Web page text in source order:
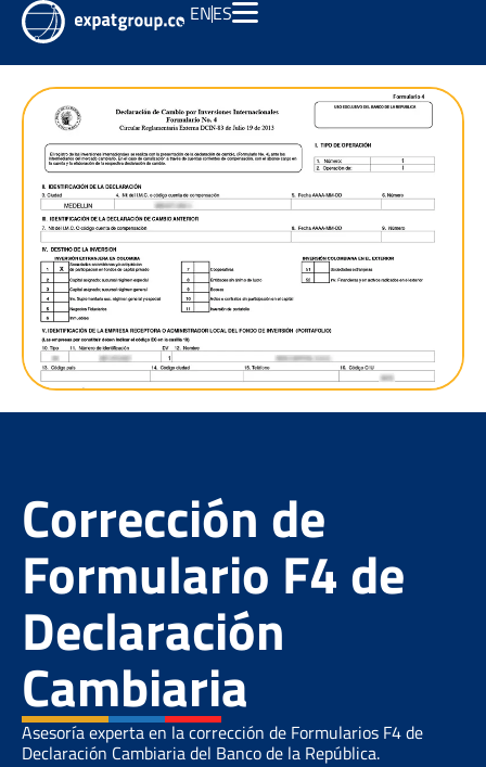
ENES
Corrección de
Formulario F4 de
Declaración
Cambiaria
Asesoría experta en la corrección de Formularios F4 de
Declaración Cambiaria del Banco de la República.